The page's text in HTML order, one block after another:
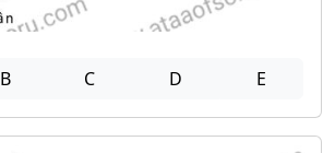
B C D E